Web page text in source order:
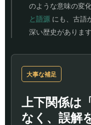
のような意味の変
と語源 にも、古語
深い歴史があります
大事な補足
上下関係は
なく、誤解